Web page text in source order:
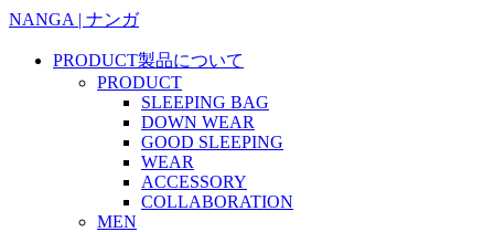
NANGA | ナンガ
PRODUCT製品について
PRODUCT
SLEEPING BAG
DOWN WEAR
GOOD SLEEPING
WEAR
ACCESSORY
COLLABORATION
MEN